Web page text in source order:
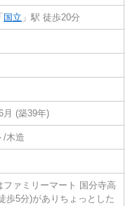
「 国立 」駅 徒歩20分
月 (築39年)
/木造
ファミリーマート 国分寺高
歩5分)がありちょっとした